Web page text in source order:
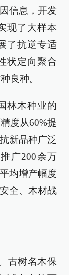
信息，开发
现了大样本
了抗逆专适
状定向聚合
良种。
林木种业的
度从60%提
新品种广泛
广200余万
均增产幅度
全、木材战
古树名木保